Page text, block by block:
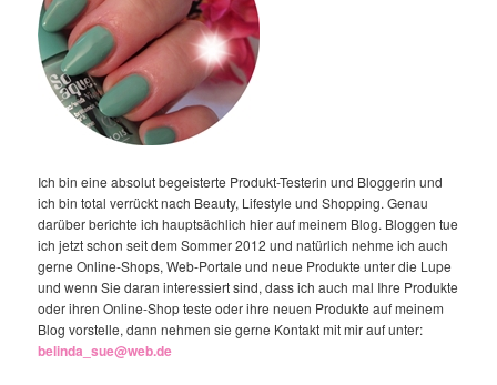
Ich bin eine absolut begeisterte Produkt-Testerin und Bloggerin und
ich bin total verrückt nach Beauty, Lifestyle und Shopping. Genau
darüber berichte ich hauptsächlich hier auf meinem Blog. Bloggen tue
ich jetzt schon seit dem Sommer 2012 und natürlich nehme ich auch
gerne Online-Shops, Web-Portale und neue Produkte unter die Lupe
und wenn Sie daran interessiert sind, dass ich auch mal Ihre Produkte
oder ihren Online-Shop teste oder ihre neuen Produkte auf meinem
Blog vorstelle, dann nehmen sie gerne Kontakt mit mir auf unter:
belinda_sue@web.de